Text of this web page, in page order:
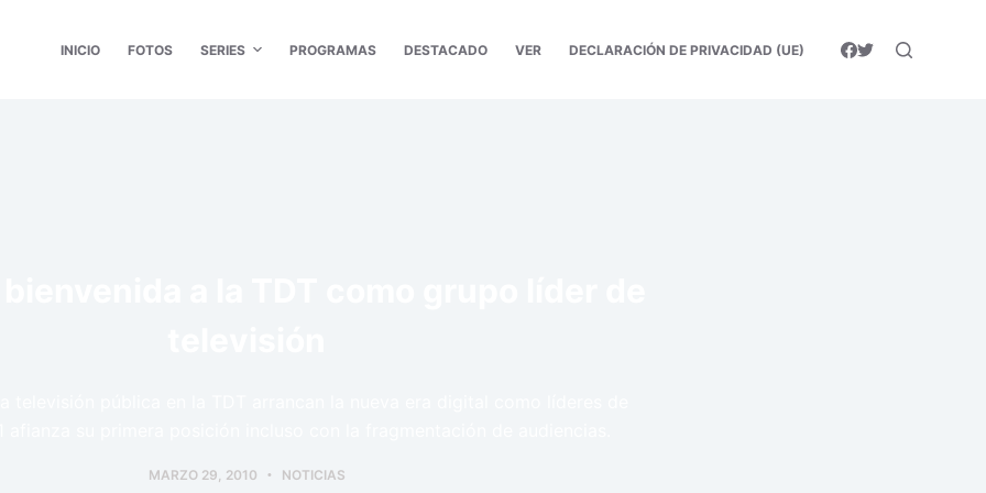
INICIO FOTOS SERIES PROGRAMAS DESTACADO VER DECLARACIÓN DE PRIVACIDAD (UE)
MARZO 29, 2010 NOTICIAS